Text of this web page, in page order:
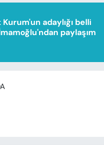
adaylığı belli
paylaşım